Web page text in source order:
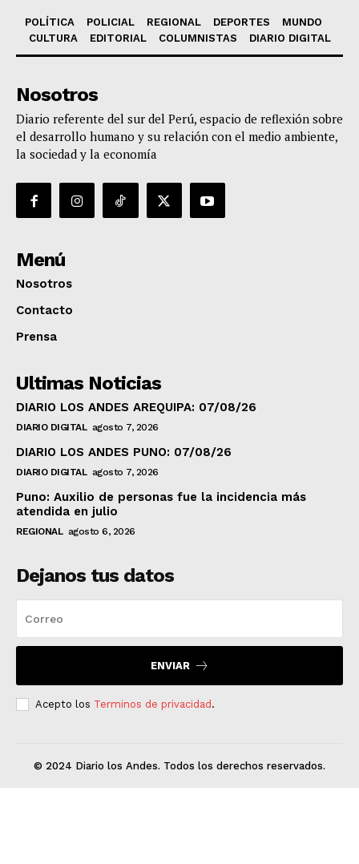
POLÍTICA POLICIAL REGIONAL DEPORTES
MUNDO
CULTURA
EDITORIAL COLUMNISTAS DIARIO DIGITAL
Nosotros
Diario referente del sur del Perú, espacio de reflexión sobre
el desarrollo humano y su relación con el medio ambiente,
la sociedad y la economía
Menú
Nosotros
Contacto
Prensa
Ultimas Noticias
DIARIO LOS ANDES AREQUIPA: 07/08/26
DIARIO DIGITAL agosto 7, 2026
DIARIO LOS ANDES PUNO: 07/08/26
DIARIO DIGITAL agosto 7, 2026
Puno: Auxilio de personas fue la incidencia más
atendida en julio
REGIONAL agosto 6, 2026
Dejanos tus datos
ENVIAR
Acepto los Terminos de privacidad .
© 2024 Diario los Andes. Todos los derechos reservados.